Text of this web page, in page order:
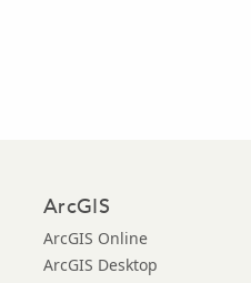
ArcGIS
ArcGIS Online
ArcGIS Desktop